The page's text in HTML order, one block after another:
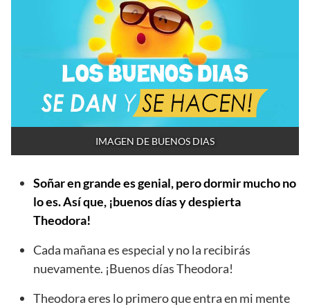
IMAGEN DE BUENOS DIAS
Soñar en grande es genial, pero dormir mucho no
lo es. Así que, ¡buenos días y despierta
Theodora!
Cada mañana es especial y no la recibirás
nuevamente. ¡Buenos días Theodora!
Theodora eres lo primero que entra en mi mente